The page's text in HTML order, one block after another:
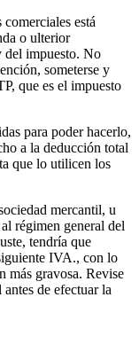
está
o ulterior
del impuesto. No
someterse y
que es el impuesto
para poder hacerlo,
a la deducción total
que lo utilicen los
mercantil, u
régimen general del
tendría que
IVA., con lo
más gravosa. Revise
de efectuar la